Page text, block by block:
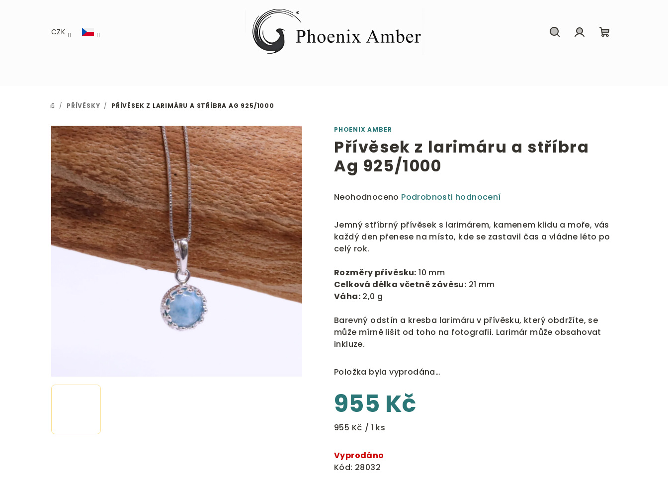
CZK
DOMŮ
/ PŘÍVĚSKY / PŘÍVĚSEK Z LARIMÁRU A STŘÍBRA AG 925/1000
PHOENIX AMBER
Přívěsek z larimáru a stříbra
Ag 925/1000
Průměrné
produktu
je
0,0
5
hvězdiček.
Neohodnoceno Podrobnosti hodnocení
Jemný stříbrný přívěsek s larimárem, kamenem klidu a moře, vás
každý den přenese na místo, kde se zastavil čas a vládne léto po
celý rok.
Rozměry přívěsku: 10 mm
Celková délka včetně závěsu: 21 mm
Váha: 2,0 g
Barevný odstín a kresba larimáru v přívěsku, který obdržíte, se
může mírně lišit od toho na fotografii. Larimár může obsahovat
inkluze.
Položka byla vyprodána…
955 Kč
Měrná
955 Kč / 1 ks
Vyprodáno
Kód: 28032